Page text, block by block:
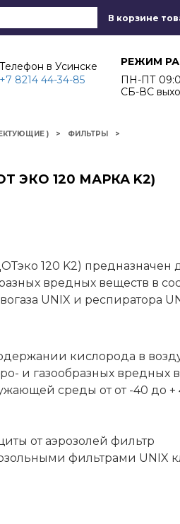
В корзине
Телефон в Усинске
+7 8214 44-34-85
РЕЖИМ
ПН-ПТ
СБ-ВС
)
ФИЛЬТРЫ
ЭКО 120 МАРКА K2)
120 K2) предназначен
вредных веществ в
UNIX и респиратора
кислорода в
и газообразных вредных
среды от от -40 до +
от аэрозолей фильтр
фильтрами UNIX